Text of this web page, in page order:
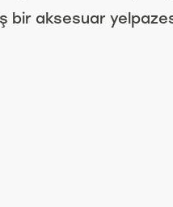
bir aksesuar